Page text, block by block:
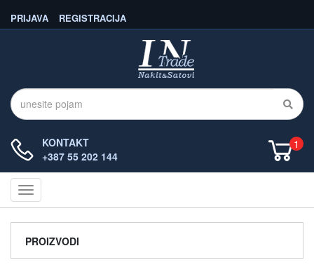
REGISTRACIJA
PRIJAVA
KONTAKT
+387 55 202 144
1
Navigacija
PROIZVODI